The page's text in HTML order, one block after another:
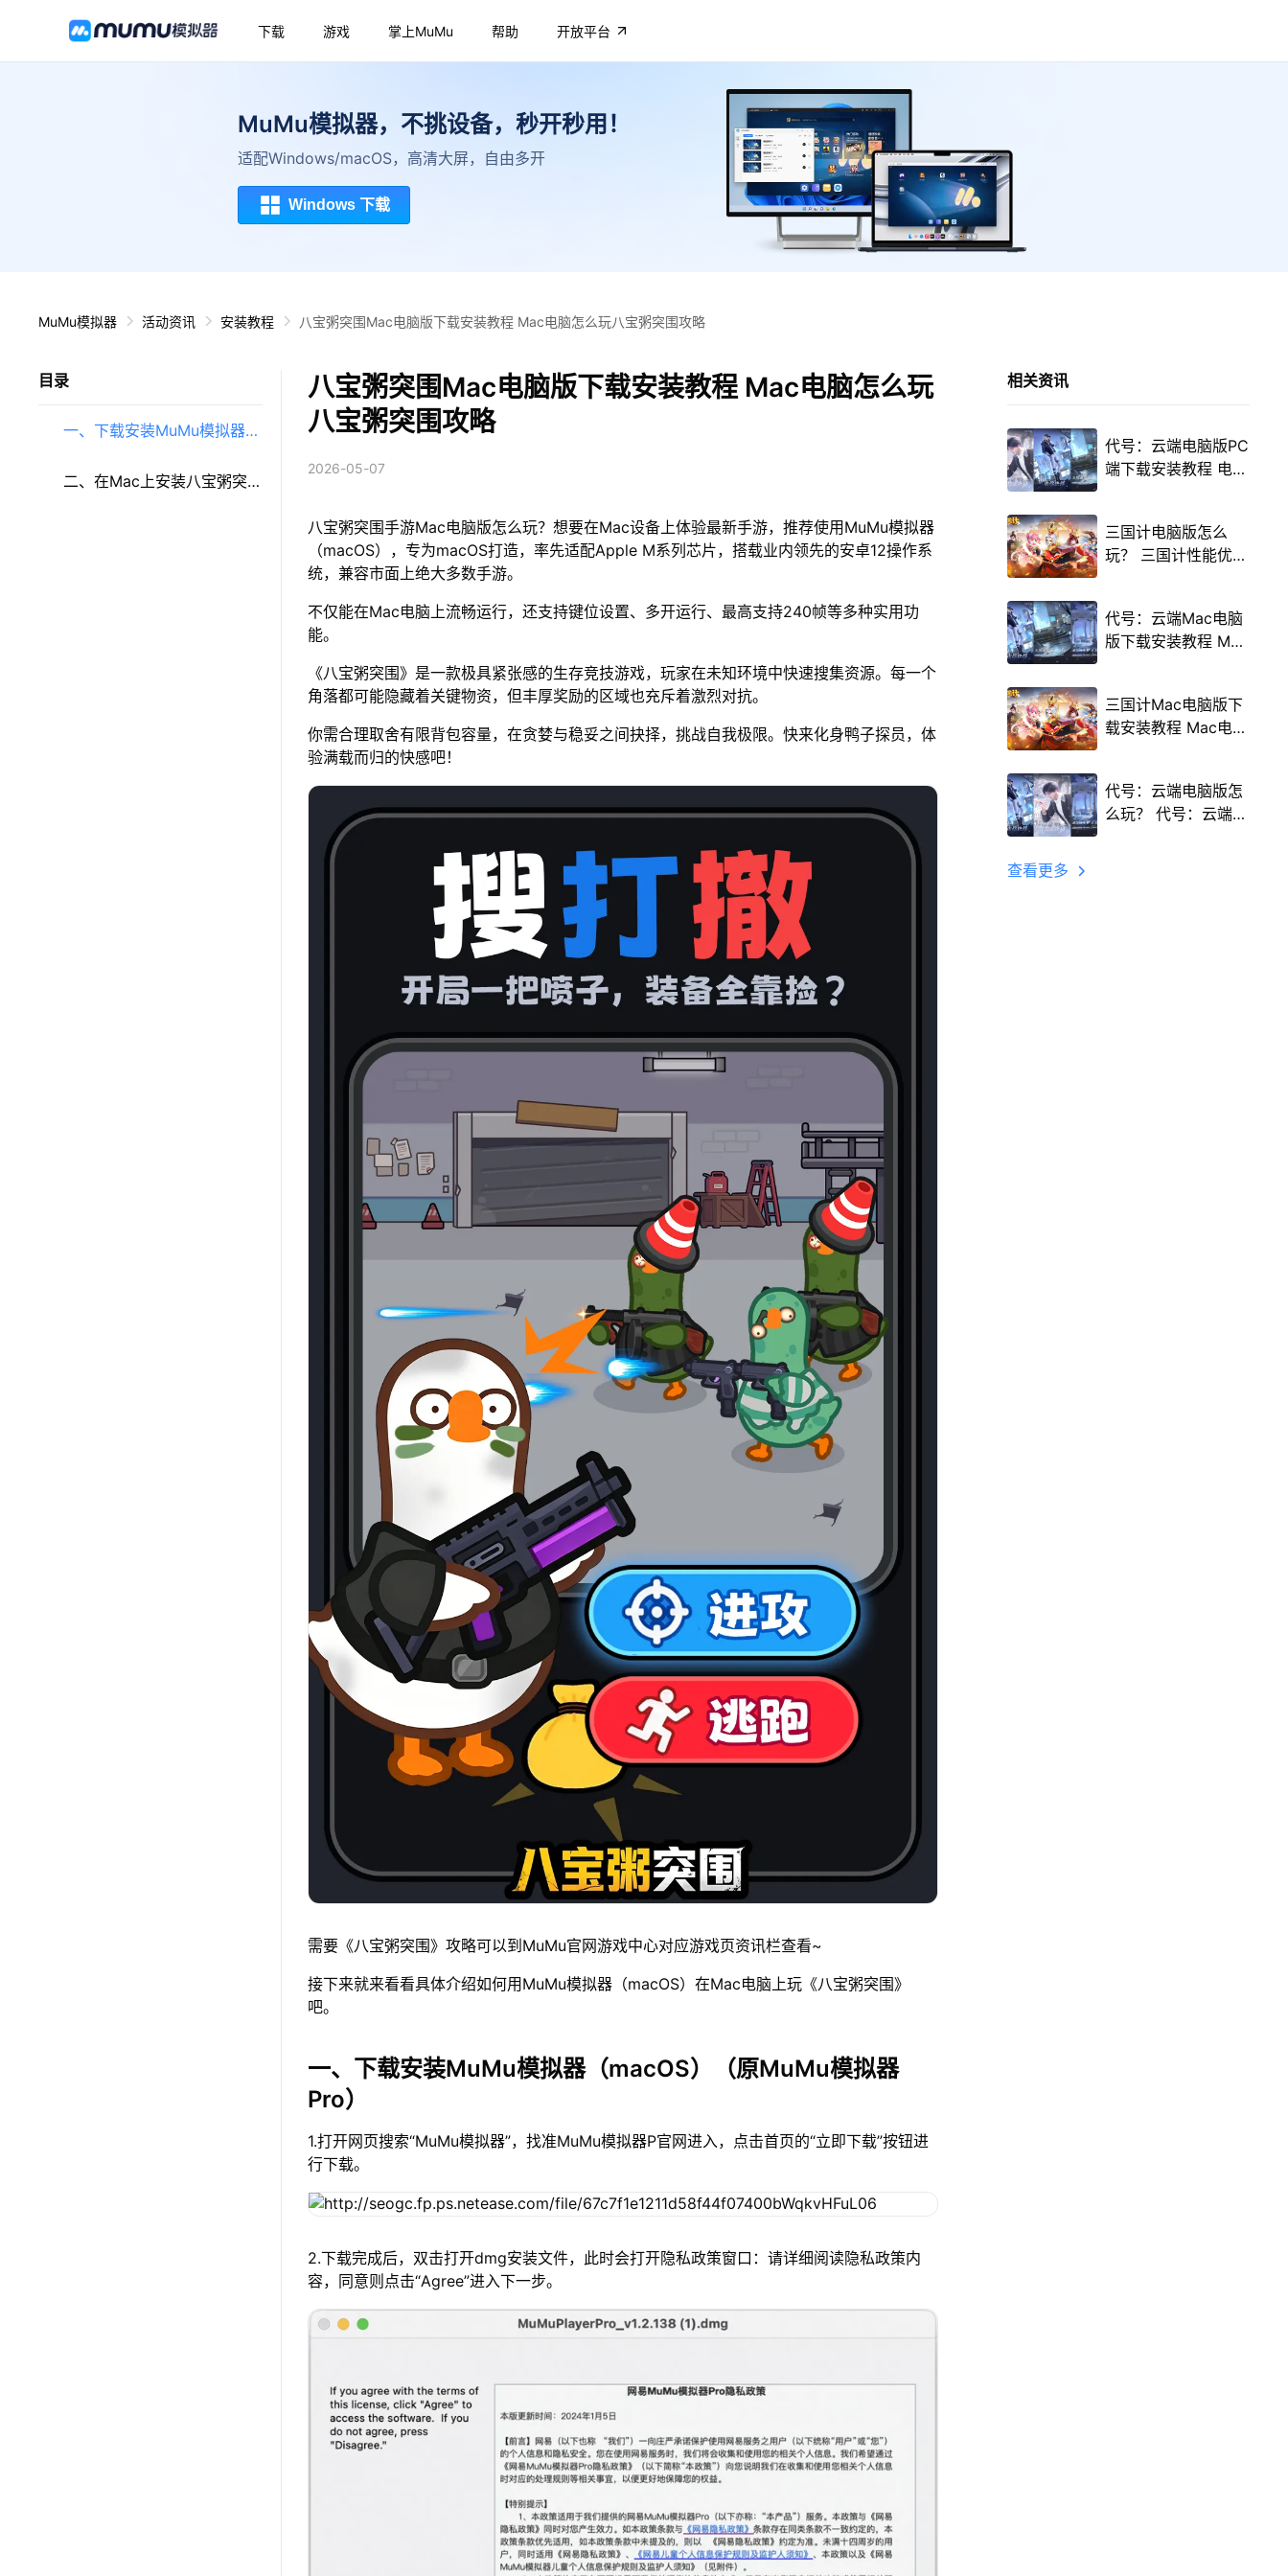
下载 游戏 掌上MuMu 帮助 开放平台
MuMu模拟器，不挑设备，秒开秒用！
适配Windows/macOS，高清大屏，自由多开
Windows 下载
MuMu模拟器 活动资讯 安装教程 八宝粥突围Mac电脑版下载安装教程 Mac电脑怎么玩八宝粥突围攻略
目录
一、下载安装MuMu模拟器
（macOS）（原MuMu模拟
二、在Mac上安装八宝粥突
八宝粥突围Mac电脑版下载安装教程 Mac电脑怎么玩
八宝粥突围攻略
2026-05-07
八宝粥突围手游Mac电脑版怎么玩？想要在Mac设备上体验最新手游，推荐使用MuMu模拟器
（macOS），专为macOS打造，率先适配Apple M系列芯片，搭载业内领先的安卓12操作系
统，兼容市面上绝大多数手游。
不仅能在Mac电脑上流畅运行，还支持键位设置、多开运行、最高支持240帧等多种实用功
能。
《八宝粥突围》是一款极具紧张感的生存竞技游戏，玩家在未知环境中快速搜集资源。每一个
角落都可能隐藏着关键物资，但丰厚奖励的区域也充斥着激烈对抗。
你需合理取舍有限背包容量，在贪婪与稳妥之间抉择，挑战自我极限。快来化身鸭子探员，体
验满载而归的快感吧！
需要《八宝粥突围》攻略可以到MuMu官网游戏中心对应游戏页资讯栏查看~
接下来就来看看具体介绍如何用MuMu模拟器（macOS）在Mac电脑上玩《八宝粥突围》
吧。
一、下载安装MuMu模拟器（macOS）（原MuMu模拟器
Pro）
1.打开网页搜索“MuMu模拟器”，找准MuMu模拟器P官网进入，点击首页的“立即下载”按钮进
行下载。
2.下载完成后，双击打开dmg安装文件，此时会打开隐私政策窗口：请详细阅读隐私政策内
容，同意则点击“Agree”进入下一步。
相关资讯
代号：云端电脑版PC
端下载安装教程 电脑
三国计电脑版怎么
玩？ 三国计性能优化
程
代号：云端Mac电脑
版下载安装教程 Mac
三国计Mac电脑版下
载安装教程 Mac电脑
代号：云端电脑版怎
么玩？ 代号：云端性
查看更多